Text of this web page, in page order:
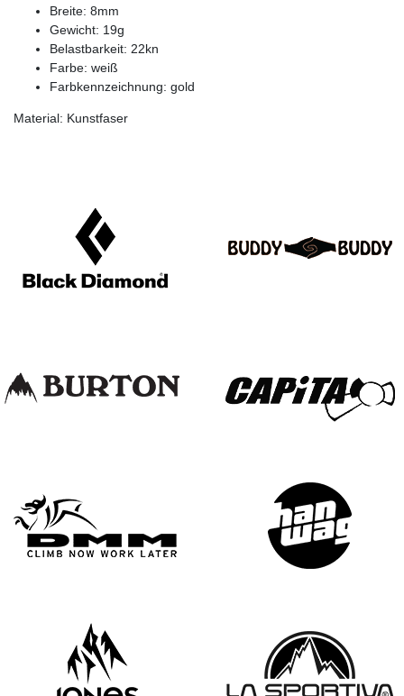
Breite: 8mm
Gewicht: 19g
Belastbarkeit: 22kn
Farbe: weiß
Farbkennzeichnung: gold
Material: Kunstfaser